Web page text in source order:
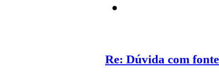
Re: Dúvida com